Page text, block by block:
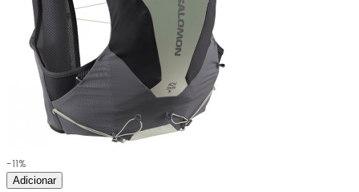
-11%
Adicionar